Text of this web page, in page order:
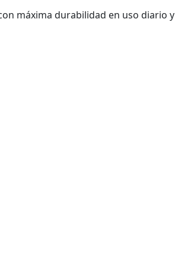
máxima durabilidad en uso diario y